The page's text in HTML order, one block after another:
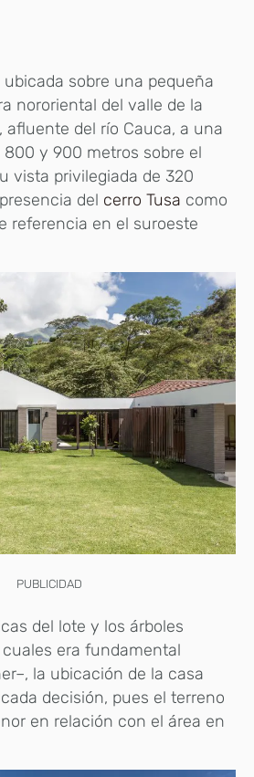
sobre una pequeña
nororiental del valle de la
afluente del río Cauca, a una
y 900 metros sobre el
vista privilegiada de 320
del cerro Tusa como
referencia en el suroeste
PUBLICIDAD
del lote y los árboles
era fundamental
la ubicación de la casa
decisión, pues el terreno
en relación con el área en